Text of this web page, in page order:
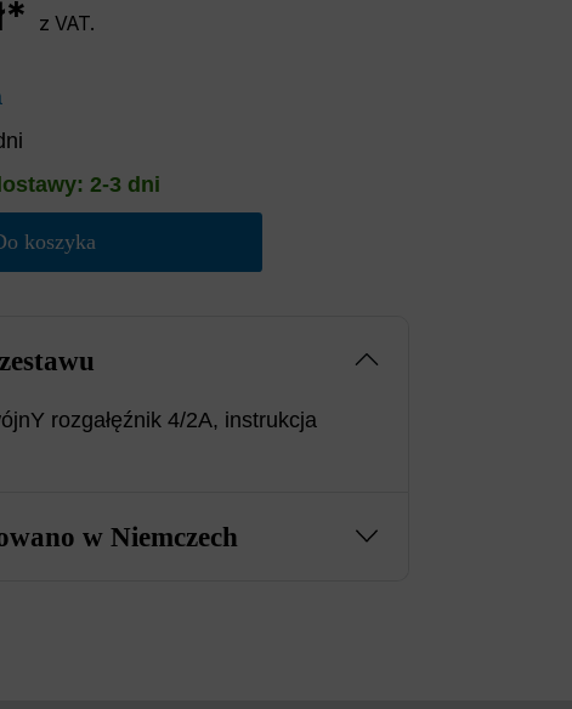
z VAT.
2-3 dni
koszyka
rozgałęźnik 4/2A, instrukcja
w Niemczech